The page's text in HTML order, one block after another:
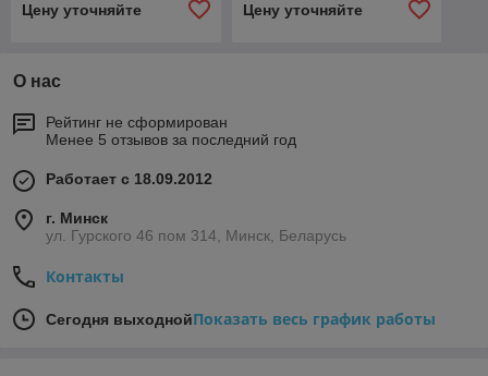
Цену уточняйте
Цену уточняйте
О нас
Рейтинг не сформирован
Менее 5 отзывов за последний год
Работает с 18.09.2012
г. Минск
ул. Гурского 46 пом 314, Минск, Беларусь
Контакты
Сегодня выходнойПоказать весь график работы